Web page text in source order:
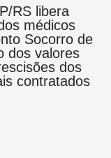
RS libera
médicos
Socorro de
dos valores
dos
contratados